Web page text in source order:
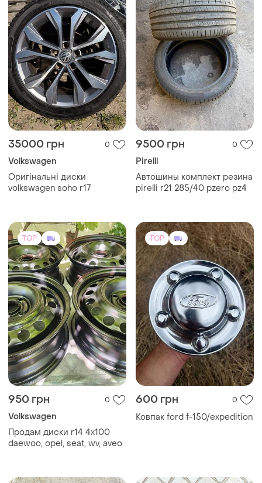
35000 грн 0
Volkswagen
Оригінальні диски
volkswagen soho r17
9500 грн 0
Pirelli
Автошины комплект резина
pirelli r21 285/40 pzero pz4
TOP
950 грн 0
Volkswagen
Продам диски r14 4x100
daewoo, opel, seat, wv, aveo
TOP
600 грн 0
Ковпак ford f-150/expedition